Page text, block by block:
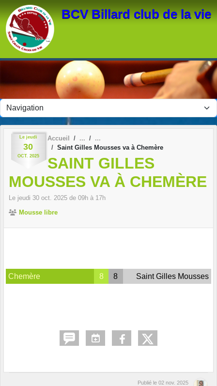
BCV Billard club de la vie
Le jeudi
30
OCT. 2025
Accueil
Saint Gilles Mousses va à Chemère
SAINT GILLES
MOUSSES VA À CHEMÈRE
Le jeudi 30 oct. 2025 de 09h à 17h
Mousse libre
Chemère 8 8 Saint Gilles Mousses
Publié le 02 nov. 2025
Panneau de gestion des cookies